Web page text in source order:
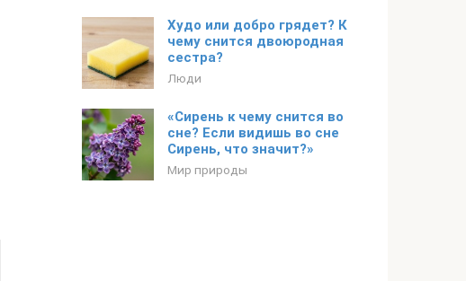
Худо или добро грядет? К
чему снится двоюродная
сестра?
Люди
«Сирень к чему снится во
сне? Если видишь во сне
Сирень, что значит?»
Мир природы